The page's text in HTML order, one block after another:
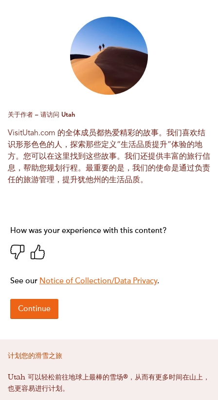
关于作者 – 请访问 Utah
VisitUtah.com 的全体成员都热爱精彩的故事。我们喜欢结
识形形色色的人，探索那些定义“生活品质提升”体验的地
方。您可以在这里找到这些故事。我们还提供丰富的旅行信
息，帮助您规划行程。最重要的是，我们的使命是通过负责
任的旅游管理，提升犹他州的生活品质。
计划您的滑雪之旅
Utah 可以轻松前往地球上最棒的雪场®，从而有更多时间在山上，
也更容易进行计划。